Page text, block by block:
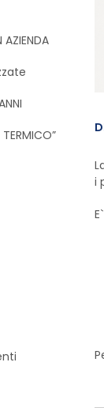
i
AZIENDA
TERMICO”